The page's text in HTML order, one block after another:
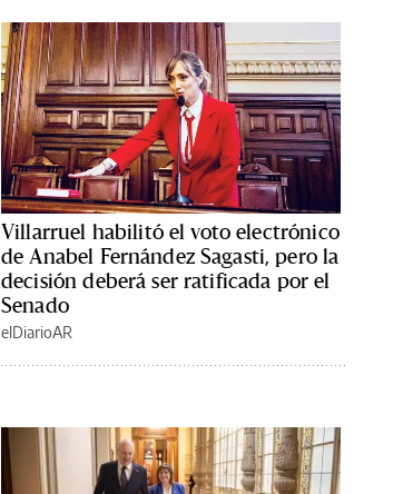
Villarruel habilitó el voto electrónico
de Anabel Fernández Sagasti, pero la
decisión deberá ser ratificada por el
Senado
elDiarioAR